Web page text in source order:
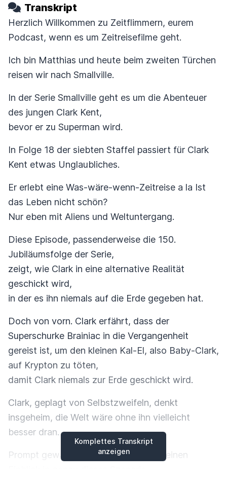
Transkript
Komplettes Transkript
anzeigen
Herzlich Willkommen zu Zeitflimmern, eurem
Podcast, wenn es um Zeitreisefilme geht.
Ich bin Matthias und heute beim zweiten Türchen
reisen wir nach Smallville.
In der Serie Smallville geht es um die Abenteuer
des jungen Clark Kent,
bevor er zu Superman wird.
In Folge 18 der siebten Staffel passiert für Clark
Kent etwas Unglaubliches.
Er erlebt eine Was-wäre-wenn-Zeitreise a la Ist
das Leben nicht schön?
Nur eben mit Aliens und Weltuntergang.
Diese Episode, passenderweise die 150.
Jubiläumsfolge der Serie,
zeigt, wie Clark in eine alternative Realität
geschickt wird,
in der es ihn niemals auf die Erde gegeben hat.
Doch von vorn. Clark erfährt, dass der
Superschurke Brainiac in die Vergangenheit
gereist ist, um den kleinen Kal-El, also Baby-Clark,
auf Krypton zu töten,
damit Clark niemals zur Erde geschickt wird.
Clark, geplagt von Selbstzweifeln, denkt
insgeheim, die Welt wäre ohne ihn vielleicht
besser dran.
Prompt gewährt ihm Joel, sein Vater, einen